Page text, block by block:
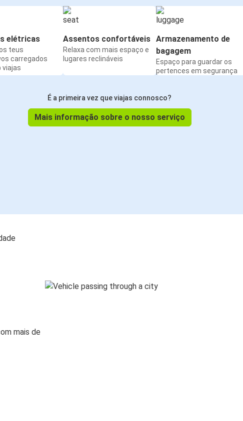
elétricas
teus
carregados
viajas
Assentos confortáveis
Relaxa com mais espaço e
lugares reclináveis
Armazenamento de
bagagem
Espaço para guardar os
pertences em segurança
É a primeira vez que viajas connosco?
Mais informação sobre o nosso serviço
mais de